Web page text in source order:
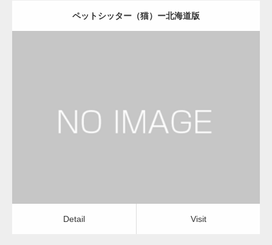
ペットシッター（猫）ー北海道版
Detail Visit
Detail Visit